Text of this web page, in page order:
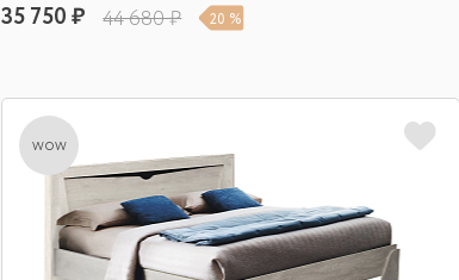
35 750 ₽ 44 680 ₽ 20 %
wow